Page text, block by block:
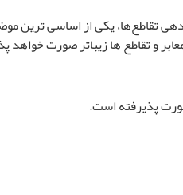
تقاطع‌ها، یکی از اساسی‌ ترین
و تقاطع ها زیباتر صورت خواهد